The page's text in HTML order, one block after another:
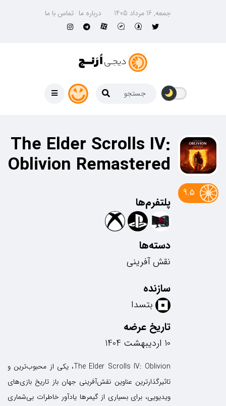
جمعه, 16 مرداد 1405 درباره ما تماس با ما
9.5
The Elder Scrolls IV:
Oblivion Remastered
پلتفرم‌ها
دسته‌ها
نقش آفرینی
سازنده
بتسدا
تاریخ عرضه
10 اردیبهشت 1404
The Elder Scrolls IV: Oblivion، یکی از محبوب‌ترین و
تاثیرگذارترین عناوین نقش‌آفرینی جهان باز تاریخ بازی‌های
ویدیویی، برای بسیاری از گیمرها یادآور خاطرات بی‌شماری